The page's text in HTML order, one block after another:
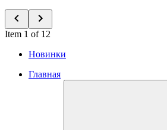
Item 1 of 12
Новинки
Главная